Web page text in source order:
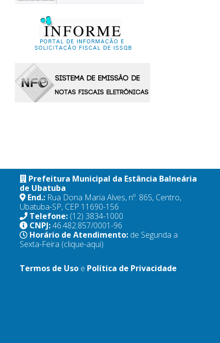
Prefeitura Municipal da Estância Balneária
de Ubatuba
End.: Rua Dona Maria Alves, nº. 865, Centro,
Ubatuba-SP, CEP 11690-156
Telefone: (12) 3834-1000
CNPJ:46.482.857/0001-96
Horário de Atendimento: de Segunda a
Sexta-Feira (clique-aqui)
Termos de Uso e Política de Privacidade